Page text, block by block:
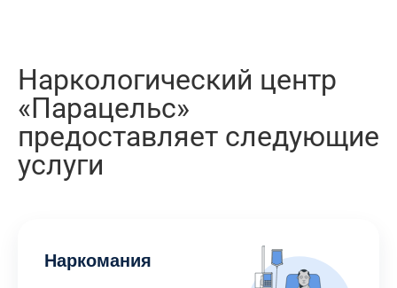
Наркологический центр
«Парацельс»
предоставляет следующие
услуги
Наркомания